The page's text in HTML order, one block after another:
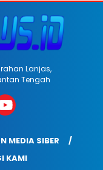
Lanjas,
Tengah
MEDIA SIBER
KAMI